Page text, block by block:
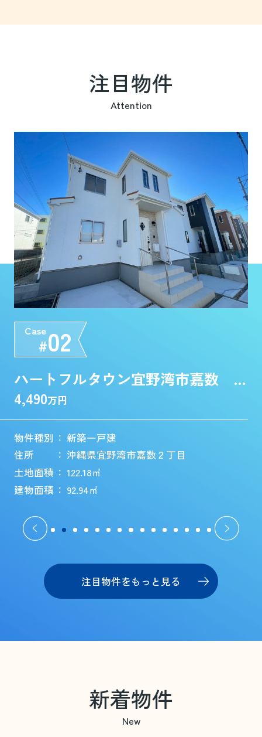
注目物件
Attention
Case
#
3,480
物件種別 ： 新築一戸建
住所
： 沖縄県うるま市与那城屋慶名1560-25
土地面積： 151.49㎡
建物面積： 74.04㎡
Case
#
3,800
物件種別 ： 中古マンション
住所
： 沖縄県沖縄市大里２丁目32-16
土地面積： 0.00㎡
建物面積： 0.00㎡
Case
#
4,390
物件種別 ： 新築一戸建
住所
： 沖縄県宜野湾市嘉数２丁目
土地面積： 102.19㎡
建物面積： 85.28㎡
Case
#02
ハートフルタウン宜野湾市嘉数 H号棟
4,490万円
物件種別 ： 新築一戸建
住所
： 沖縄県宜野湾市嘉数２丁目
土地面積： 122.18㎡
建物面積： 92.94㎡
Case
#03
南城市佐敷新開1番 B号棟
3,290万円
物件種別 ： 新築一戸建
住所
： 沖縄県南城市佐敷字新開1-213
土地面積： 101.43㎡
建物面積： 89.74㎡
Case
#
5,199
物件種別 ： 新築一戸建
住所
： 沖縄県中頭郡北中城村字美崎23
土地面積： 180.04㎡
建物面積： 117.58㎡
Case
#
5,399
物件種別 ： 新築一戸建
住所
： 沖縄県中頭郡北中城村字美崎23
土地面積： 180.05㎡
建物面積： 119.23㎡
Case
#
5,999
物件種別 ： 新築一戸建
住所
： 沖縄県中頭郡北中城村字美崎149
土地面積： 210.86㎡
建物面積： 110.48㎡
Case
#
8,700
物件種別 ： 新築一戸建
住所
： 沖縄県中頭郡読谷村字座喜味255
土地面積： 193.28㎡
建物面積： 168.88㎡
Case
#
7,500
物件種別 ： 中古一戸建
住所
： 沖縄県中頭郡読谷村字高志保1523-7
土地面積： 165.94㎡
建物面積： 178.90㎡
Case
#
8,850
物件種別 ： 売地
住所
： 沖縄県那覇市西２丁目
土地面積： 166.94㎡
坪数
： 50.49坪
Case
#
9,000
物件種別 ： 中古一戸建
住所
： 沖縄県沖縄市古謝３丁目831-9
土地面積： 242.67㎡
建物面積： 174.32㎡
Case
#
4,980
物件種別 ： 売地
住所
： 沖縄県宜野湾市伊佐３丁目
土地面積： 247.00㎡
坪数
： 74.71坪
Case
#
4,980
物件種別 ： 売地
住所
： 沖縄県那覇市曙３丁目
土地面積： 156.50㎡
坪数
： 47.34坪
Case
#
3,498
物件種別 ： 売地
住所
： 沖縄県沖縄市比屋根４丁目
土地面積： 310.19㎡
坪数
： 93.83坪
Case
#
3,480
物件種別 ： 新築一戸建
住所
： 沖縄県うるま市与那城屋慶名1560-25
土地面積： 151.49㎡
建物面積： 74.04㎡
Case
#
3,800
物件種別 ： 中古マンション
住所
： 沖縄県沖縄市大里２丁目32-16
土地面積： 0.00㎡
建物面積： 0.00㎡
Case
#
4,390
物件種別 ： 新築一戸建
住所
： 沖縄県宜野湾市嘉数２丁目
土地面積： 102.19㎡
建物面積： 85.28㎡
Case
#
4,490
物件種別 ： 新築一戸建
住所
： 沖縄県宜野湾市嘉数２丁目
土地面積： 122.18㎡
建物面積： 92.94㎡
注目物件をもっと見る
新着物件
New